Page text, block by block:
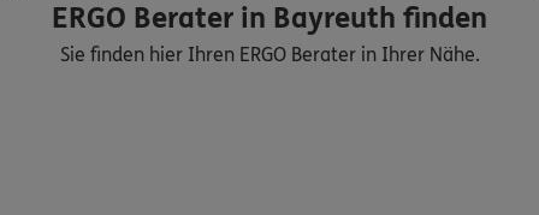
Nicht sicher, was Sie benötigen?
ERGO Berater in Bayreuth finden
Sie finden hier Ihren ERGO Berater in Ihrer Nähe.